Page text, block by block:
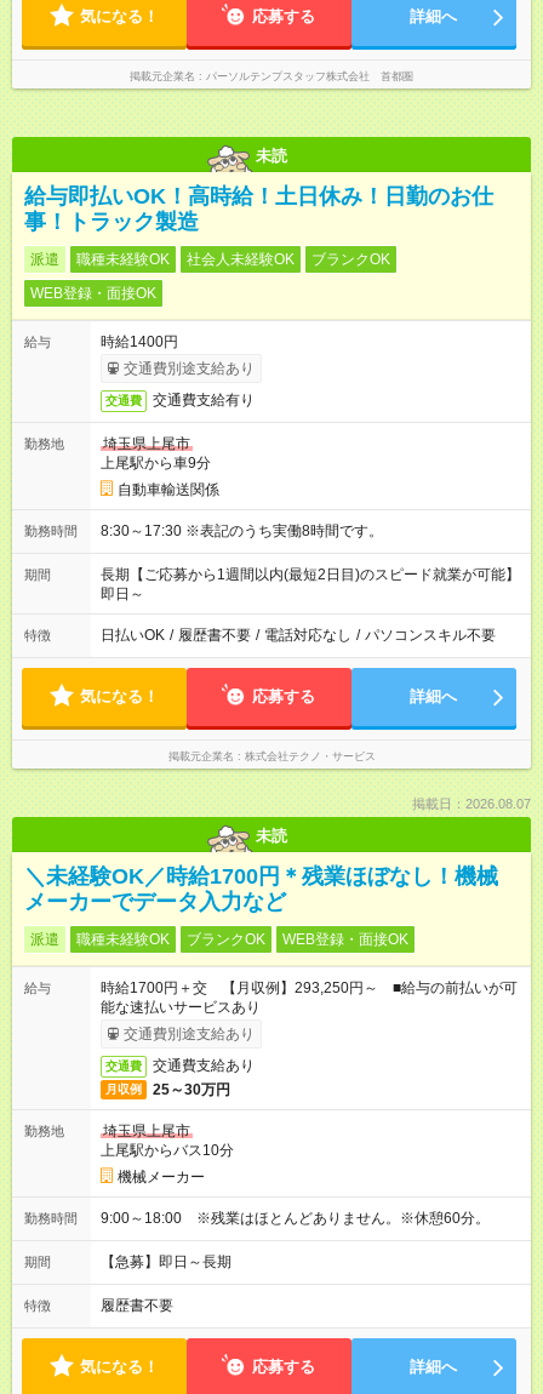
気になる！ 応募する 詳細へ
掲載元企業名 パーソルテンプスタッフ株式会社 首都圏
未読
給与即払いOK！高時給！土日休み！日勤のお仕
事！トラック製造
派遣 職種未経験OK 社会人未経験OK
ブランクOK
WEB登録・面接OK
給与
時給1400円
交通費別途支給あり
交通費 交通費支給有り
勤務地
埼玉県上尾市
上尾駅から車9分
自動車輸送関係
勤務時間 8:30～17:30 ※表記のうち実働8時間です。
期間
長期【ご応募から1週間以内(最短2日目)のスピード就業が可能】
即日～
特徴 日払いOK / 履歴書不要 / 電話対応なし / パソコンスキル不要
気になる！ 応募する 詳細へ
掲載元企業名 株式会社テクノ・サービス
掲載日：2026.08.07
未読
＼未経験OK／時給1700円＊残業ほぼなし！機械
メーカーでデータ入力など
派遣 職種未経験OK ブランクOK WEB登録・面接OK
給与
時給1700円＋交 【月収例】293,250円～ ■給与の前払いが可
能な速払いサービスあり
交通費別途支給あり
交通費 交通費支給あり
月収例 25～30万円
勤務地
埼玉県上尾市
上尾駅からバス10分
機械メーカー
勤務時間 9:00～18:00 ※残業はほとんどありません。※休憩60分。
期間 【急募】即日～長期
特徴 履歴書不要
気になる！ 応募する 詳細へ